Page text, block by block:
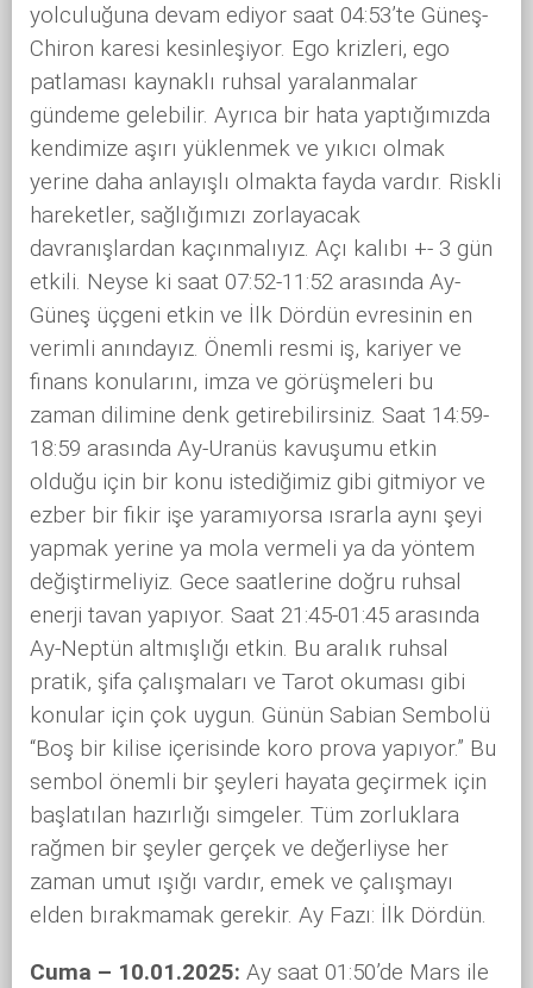
yolculuğuna devam ediyor saat 04:53’te Güneş-
Chiron karesi kesinleşiyor. Ego krizleri, ego
patlaması kaynaklı ruhsal yaralanmalar
gündeme gelebilir. Ayrıca bir hata yaptığımızda
kendimize aşırı yüklenmek ve yıkıcı olmak
yerine daha anlayışlı olmakta fayda vardır. Riskli
hareketler, sağlığımızı zorlayacak
davranışlardan kaçınmalıyız. Açı kalıbı +- 3 gün
etkili. Neyse ki saat 07:52-11:52 arasında Ay-
Güneş üçgeni etkin ve İlk Dördün evresinin en
verimli anındayız. Önemli resmi iş, kariyer ve
finans konularını, imza ve görüşmeleri bu
zaman dilimine denk getirebilirsiniz. Saat 14:59-
18:59 arasında Ay-Uranüs kavuşumu etkin
olduğu için bir konu istediğimiz gibi gitmiyor ve
ezber bir fikir işe yaramıyorsa ısrarla aynı şeyi
yapmak yerine ya mola vermeli ya da yöntem
değiştirmeliyiz. Gece saatlerine doğru ruhsal
enerji tavan yapıyor. Saat 21:45-01:45 arasında
Ay-Neptün altmışlığı etkin. Bu aralık ruhsal
pratik, şifa çalışmaları ve Tarot okuması gibi
konular için çok uygun. Günün Sabian Sembolü
“Boş bir kilise içerisinde koro prova yapıyor.” Bu
sembol önemli bir şeyleri hayata geçirmek için
başlatılan hazırlığı simgeler. Tüm zorluklara
rağmen bir şeyler gerçek ve değerliyse her
zaman umut ışığı vardır, emek ve çalışmayı
elden bırakmamak gerekir. Ay Fazı: İlk Dördün.
Cuma – 10.01.2025: Ay saat 01:50’de Mars ile